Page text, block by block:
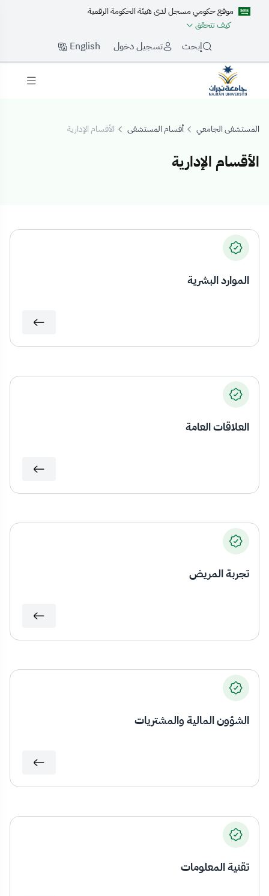
موقع حكومي مسجل لدى هيئة الحكومة الرقمية
كيف تتحقق
إبحث تسجيل دخول English
المستشفى الجامعي أقسام المستشفى الأقسام الإدارية
الأقسام الإدارية
الأقسام الإدارية
الموارد البشرية
العلاقات العامة
تجربة المريض
الشؤون المالية والمشتريات
تقنية المعلومات